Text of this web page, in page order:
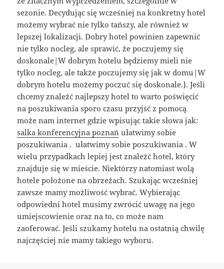
sezonie. Decydując się wcześniej na konkretny hotel
możemy wybrać nie tylko tańszy, ale również w
lepszej lokalizacji. Dobry hotel powinien zapewnić
nie tylko nocleg, ale sprawić, że poczujemy się
doskonale|W dobrym hotelu będziemy mieli nie
tylko nocleg, ale także poczujemy się jak w domu|W
dobrym hotelu możemy poczuć się doskonale.}. Jeśli
chcemy znaleźć najlepszy hotel to warto poświęcić
na poszukiwania sporo czasu przyjść z pomocą
może nam internet gdzie wpisując takie słowa jak:
salka konferencyjna poznań ułatwimy sobie
poszukiwania . ułatwimy sobie poszukiwania . W
wielu przypadkach lepiej jest znaleźć hotel, który
znajduje się w mieście. Niektórzy natomiast wolą
hotele położone na obrzeżach. Szukając wcześniej
zawsze mamy możliwość wybrać. Wybierając
odpowiedni hotel musimy zwrócić uwagę na jego
umiejscowienie oraz na to, co może nam
zaoferować. Jeśli szukamy hotelu na ostatnią chwilę
najczęściej nie mamy takiego wyboru.